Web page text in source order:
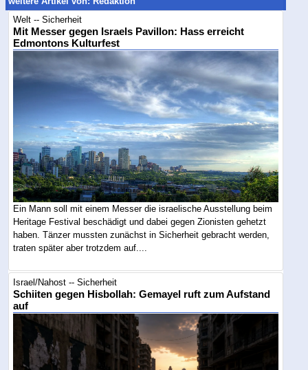
Welt -- Sicherheit
Mit Messer gegen Israels Pavillon: Hass erreicht
Edmontons Kulturfest
Ein Mann soll mit einem Messer die israelische Ausstellung beim
Heritage Festival beschädigt und dabei gegen Zionisten gehetzt
haben. Tänzer mussten zunächst in Sicherheit gebracht werden,
traten später aber trotzdem auf....
Israel/Nahost -- Sicherheit
Schiiten gegen Hisbollah: Gemayel ruft zum Aufstand
auf